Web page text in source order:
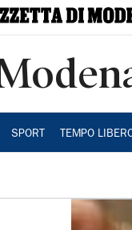
SPORT TEMPO